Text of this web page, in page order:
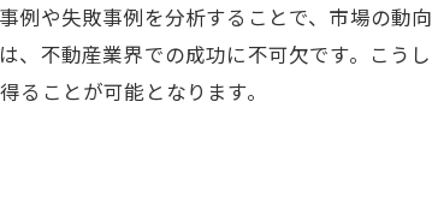
着型サポートの活用法とその利点
事情に詳しい専門家との繋がり方
根ざした情報収集の方法
例や失敗事例を分析することで、市場の動
不動産業界での成功に不可欠です。こう
ることが可能となります。